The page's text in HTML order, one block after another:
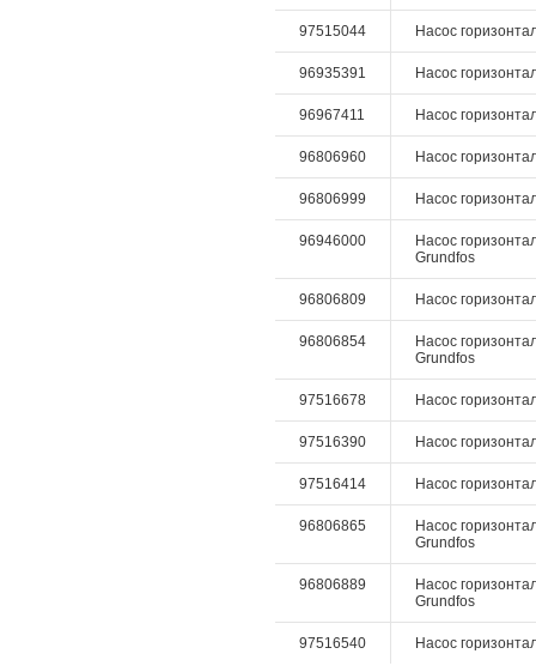
97515044 Насос
96935391 Насос
96967411 Насос
96806960 Насос
96806999 Насос
96946000
Насос
Grundfos
96806809 Насос
96806854
Насос
Grundfos
97516678 Насос
97516390 Насос
97516414 Насос
96806865
Насос
Grundfos
96806889
Насос
Grundfos
97516540 Насос